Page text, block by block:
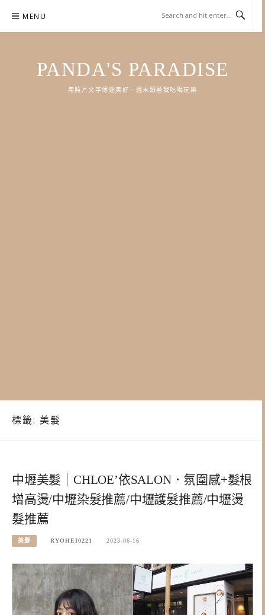
content
MENU
PANDA'S PARADISE
用照片文字傳遞美好．週末跟著我吃喝玩樂
標籤: 美髮
中壢美髮｜CHLOE’依SALON．氛圍感+髮根
增高燙/中壢染髮推薦/中壢護髮推薦/中壢燙
髮推薦
美髮 RYOHEI0221 2023-06-16